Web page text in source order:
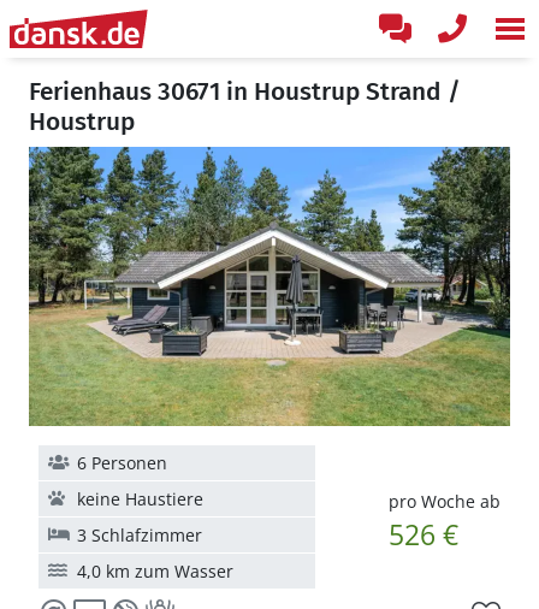
Ferienhaus 30671 in Houstrup Strand /
Houstrup
pro Woche ab
526 €
6 Personen
keine Haustiere
3 Schlafzimmer
4,0 km zum Wasser